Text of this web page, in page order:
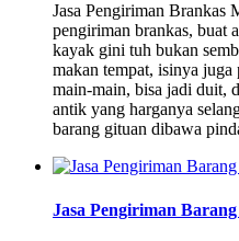
Jasa Pengiriman Brankas
pengiriman brankas, buat
kayak gini tuh bukan
makan tempat, isinya juga
main-main, bisa jadi duit,
antik yang harganya
barang gituan dibawa
Jasa Pengiriman